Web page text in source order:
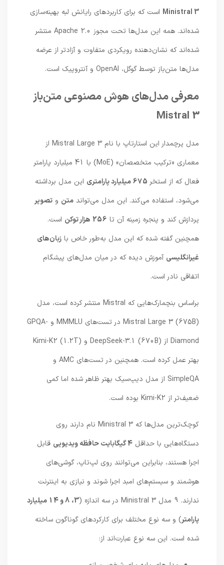
Ministral 3است که برای کاربردهای رایانش لبه بهینه‌سازی
شده‌اند. همه این مدل‌ها تحت مجوز Apache 2.0 منتشر
شده‌اند که نشان‌دهنده رویکردی متفاوت و آزادتر از عرضه
مدل‌ها متن‌باز توسط گوگل، OpenAI و آنتروپیک است.
معرفی مدل‌های هوش مصنوعی متن‌باز
Mistral 3
مدل پرچمدار این استارتاپ با نام Mistral Large 3 از
معماری «ترکیب متخصصان» (MoE) با 41 میلیارد پارامتر
فعال که از استخر 675 میلیارد پارامتری
این مدل برداشته
می‌شود، استفاده می‌کند. این مدل می‌تواندمتنوتصویر
پردازش کند و پنجره زمینه آن تا 256 هزار توکن
است.
همچنین گفته شده که این مدل به‌طور خاص بازبان‌های
غیرانگلیسیآموزش دیده که در میان مدل‌های پیشگام
اتفاقی نادر است.
براساس بنچمارک‌هایی که Mistral منتشر کرده است، مدل
Mistral Large 3 (675B) در تست‌های MMMLU و GPQA-
Diamond از DeepSeek-3.1 (670B) و Kimi-K2 (1.2T)
بهتر عمل کرده است. همچنین در تست‌های AMC و
SimpleQA از مدل دیپ‌سیک بهتر ظاهر شده اما کمی
ضعیف‌تر از Kimi-K2 بوده است.
کوچک‌ترین مدل‌ها که Ministral 3 نام دارند روی
دستگاه‌هایی با حداقل4 گیگابایت حافظه ویدیویی
قابل
اجرا هستند، بنابراین می‌توانند روی لپ‌تاپ، گوشی‌های
هوشمند و سیستم‌های امبد اجرا شوند و نیازی به اینترنت
3، 8 و 14 میلیارد
) و سه نوع مختلف برای کارکردهای گوناگون ساخته
شده است. این سه نوع عبارت‌اند از: